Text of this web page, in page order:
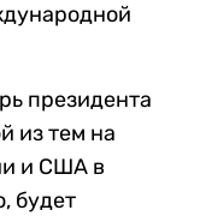
президента
из тем на
и США в
будет